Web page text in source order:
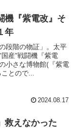
機『紫電改』そ
年
段階の物証」。太平
産”戦闘機『紫電
小さな博物館(『紫電
とので...
2024.08.17
救えなかった